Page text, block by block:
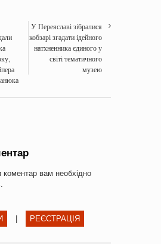
У Переяславі зібралися
кобзарі згадати ідейного
натхненника єдиного у
світі тематичного
музею
коментар вам необхідно
.
РЕЄСТРАЦІЯ